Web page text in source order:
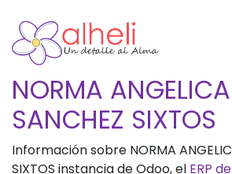
NORMA ANGELICA
SANCHEZ SIXTOS
Información sobre NORMA
SIXTOS instancia de Odoo, el ERP